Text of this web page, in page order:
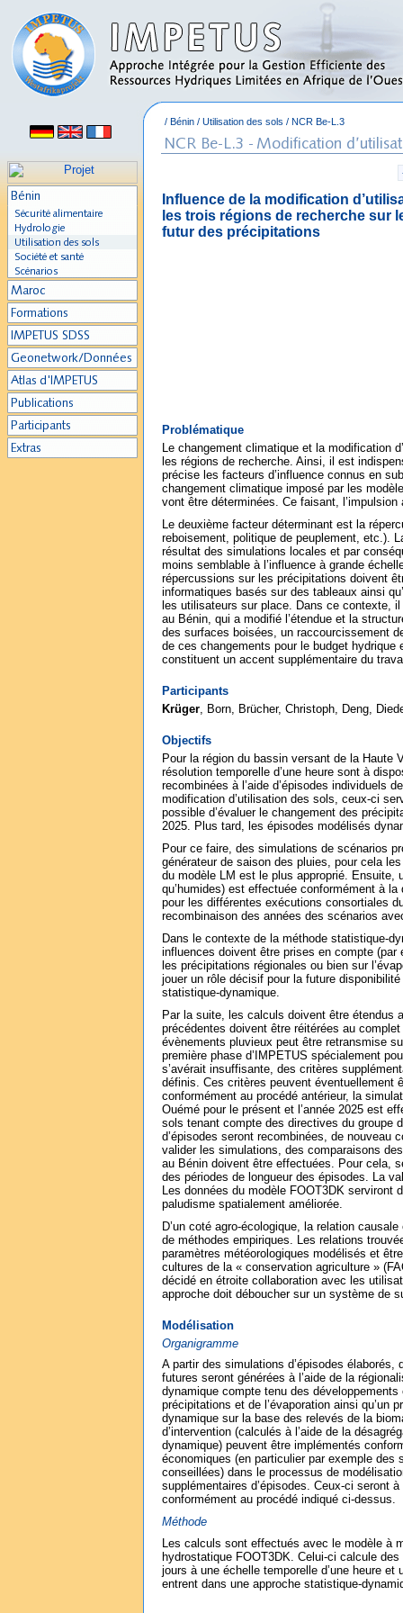
/ Bénin / Utilisation des sols / NCR Be-L.3
Influence de la modification
les trois régions de recherche sur
futur des précipitations
Problématique
Le changement climatique et la modification
les régions de recherche. Ainsi, il est
précise les facteurs d’influence connus en
changement climatique imposé par les
vont être déterminées. Ce faisant,
Le deuxième facteur déterminant est la
reboisement, politique de peuplement, etc.).
résultat des simulations locales et par
moins semblable à l’influence à grande
répercussions sur les précipitations doivent
informatiques basés sur des tableaux ainsi
les utilisateurs sur place. Dans ce contexte,
au Bénin, qui a modifié l’étendue et la
des surfaces boisées, un raccourcissement
de ces changements pour le budget hydrique
constituent un accent supplémentaire du
Participants
Krüger, Born, Brücher, Christoph, Deng,
Objectifs
Pour la région du bassin versant de la Haute
résolution temporelle d’une heure sont à
recombinées à l’aide d’épisodes individuels
modification d’utilisation des sols, ceux-ci
possible d’évaluer le changement des
2025. Plus tard, les épisodes modélisés
Pour ce faire, des simulations de scénarios
générateur de saison des pluies, pour cela
du modèle LM est le plus approprié. Ensuite,
qu’humides) est effectuée conformément à
pour les différentes exécutions consortiales
recombinaison des années des scénarios
Dans le contexte de la méthode statistique-
influences doivent être prises en compte
les précipitations régionales ou bien sur
jouer un rôle décisif pour la future
statistique-dynamique.
Par la suite, les calculs doivent être étendus
précédentes doivent être réitérées au
évènements pluvieux peut être retransmise
première phase d’IMPETUS spécialement
s’avérait insuffisante, des critères
définis. Ces critères peuvent éventuellement
conformément au procédé antérieur, la
Ouémé pour le présent et l’année 2025 est
sols tenant compte des directives du groupe
d’épisodes seront recombinées, de nouveau
valider les simulations, des comparaisons
au Bénin doivent être effectuées. Pour cela,
des périodes de longueur des épisodes. La
Les données du modèle FOOT3DK serviront
paludisme spatialement améliorée.
D’un coté agro-écologique, la relation
de méthodes empiriques. Les relations
paramètres météorologiques modélisés et
cultures de la « conservation agriculture »
décidé en étroite collaboration avec les
approche doit déboucher sur un système de
Modélisation
Organigramme
A partir des simulations d’épisodes élaborés,
futures seront générées à l’aide de la
dynamique compte tenu des
précipitations et de l’évaporation ainsi qu’un
dynamique sur la base des relevés de la
d’intervention (calculés à l’aide de la
dynamique) peuvent être implémentés
économiques (en particulier par exemple des
conseillées) dans le processus de
supplémentaires d’épisodes. Ceux-ci seront
conformément au procédé indiqué ci-dessus.
Méthode
Les calculs sont effectués avec le modèle à
hydrostatique FOOT3DK. Celui-ci calcule
jours à une échelle temporelle d’une heure
entrent dans une approche statistique-